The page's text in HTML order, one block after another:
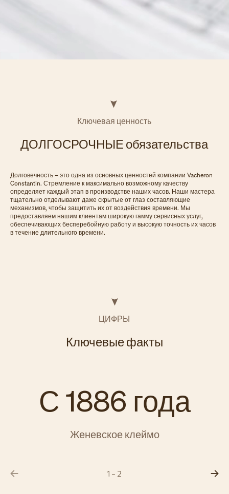
Ключевая ценность
ДОЛГОСРОЧНЫЕ обязательства
Долговечность – это одна из основных ценностей компании Vacheron
Constantin. Стремление к максимально возможному качеству
определяет каждый этап в производстве наших часов. Наши мастера
тщательно отделывают даже скрытые от глаз составляющие
механизмов, чтобы защитить их от воздействия времени. Мы
предоставляем нашим клиентам широкую гамму сервисных услуг,
обеспечивающих бесперебойную работу и высокую точность их часов
в течение длительного времени.
ЦИФРЫ
Ключевые факты
С 1886 года
Женевское клеймо
1 - 2